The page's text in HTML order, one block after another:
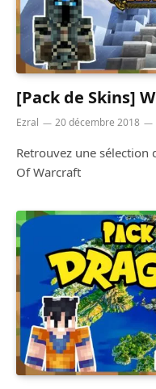
[Pack de Skins]
Ezral 20 décembre 2018
Retrouvez une sélection
Of Warcraft